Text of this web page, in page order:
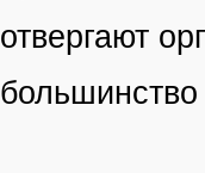
отвергают